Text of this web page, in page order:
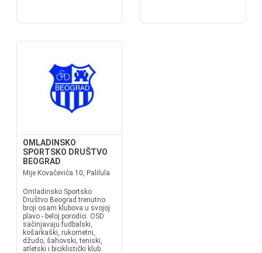
OMLADINSKO
SPORTSKO DRUŠTVO
BEOGRAD
Mije Kovačevića 10, Palilula
Omladinsko Sportsko
Društvo Beograd trenutno
broji osam klubova u svojoj
plavo - beloj porodici. OSD
sačinjavaju fudbalski,
košarkaški, rukometni,
džudo, šahovski, teniski,
atletski i biciklistički klub.